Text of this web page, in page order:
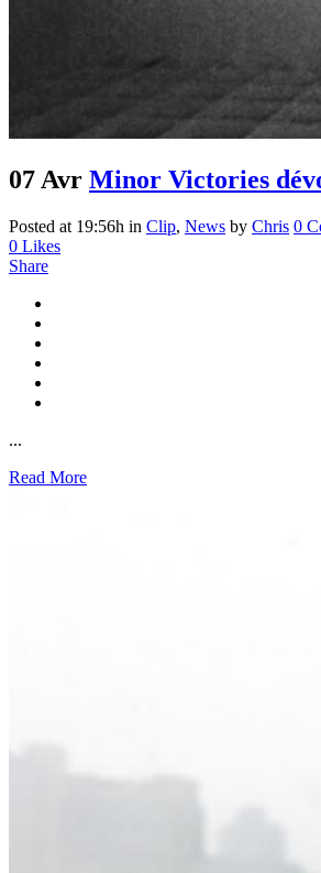
07 Avr Minor Victories
Posted at 19:56h in Clip, News by Chris 0
0 Likes
Share
...
Read More